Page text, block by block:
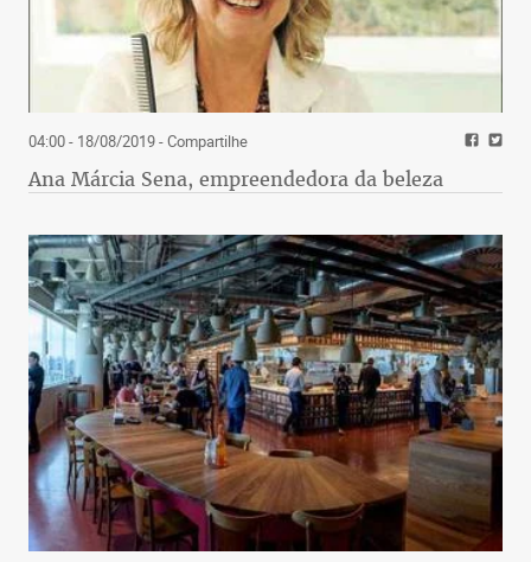
04:00 - 18/08/2019- Compartilhe
Ana Márcia Sena, empreendedora da beleza